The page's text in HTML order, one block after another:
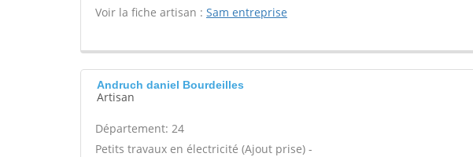
Voir la fiche artisan : Sam entreprise
Andruch daniel Bourdeilles
Artisan
Département: 24
Petits travaux en électricité (Ajout prise) -